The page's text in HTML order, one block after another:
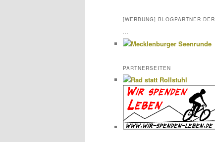
[WERBUNG] BLOGPARTNER DER
PARTNERSEITEN